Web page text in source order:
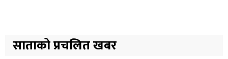
५
बजेट शेखरद्धारा लिन अस्वीकार
२ दिन अघि
साताको प्रचलित खबर